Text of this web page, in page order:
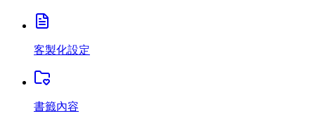
客製化設定
書籤內容